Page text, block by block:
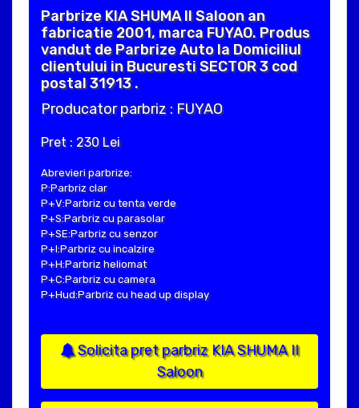
Parbrize KIA SHUMA II Saloon an
fabricatie 2001, marca FUYAO. Produs
vandut de Parbrize Auto la Domiciliul
clientului in Bucuresti SECTOR 3 cod
postal 31913 .
Producator parbriz : FUYAO
Pret : 230 Lei
Abrevieri parbrize:
P:Parbriz clar
P+V:Parbriz cu tenta verde
P+S:Parbriz cu parasolar
P+SE:Parbriz cu senzor
P+I:Parbriz cu incalzire
P+H:Parbriz heliomat
P+C:Parbriz cu camera
P+Hud:Parbriz cu head up display
Solicita pret parbriz KIA SHUMA II
Saloon